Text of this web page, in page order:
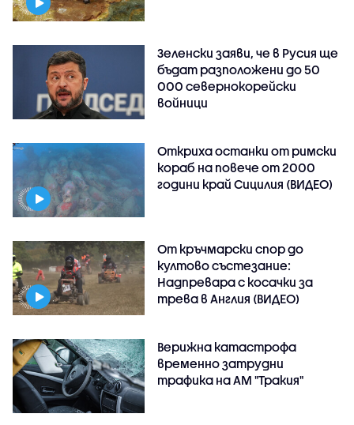
Зеленски заяви, че в Русия ще
бъдат разположени до 50
000 севернокорейски
войници
Откриха останки от римски
кораб на повече от 2000
години край Сицилия (ВИДЕО)
От кръчмарски спор до
култово състезание:
Надпревара с косачки за
трева в Англия (ВИДЕО)
Верижна катастрофа
временно затрудни
трафика на АМ "Тракия"